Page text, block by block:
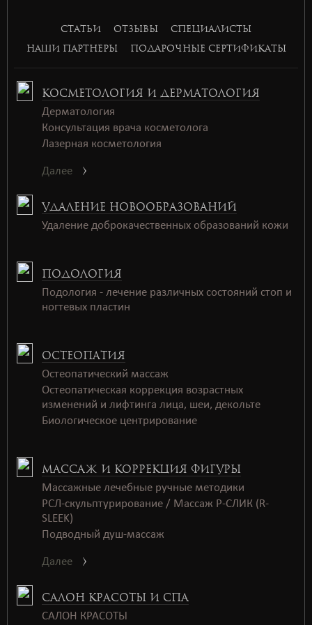
СТАТЬИ ОТЗЫВЫ
СПЕЦИАЛИСТЫ
НАШИ ПАРТНЕРЫ
ПОДАРОЧНЫЕ СЕРТИФИКАТЫ
КОСМЕТОЛОГИЯ И ДЕРМАТОЛОГИЯ
Дерматология
Консультация врача косметолога
Лазерная косметология
Далее
САЛОН КРАСОТЫ И СПА
САЛОН КРАСОТЫ
УДАЛЕНИЕ НОВООБРАЗОВАНИЙ
Удаление доброкачественных образований кожи
ПОДОЛОГИЯ
Подология - лечение различных состояний стоп и
ногтевых пластин
ОСТЕОПАТИЯ
Остеопатический массаж
Остеопатическая коррекция возрастных
изменений и лифтинга лица, шеи, декольте
Биологическое центрирование
МАССАЖ И КОРРЕКЦИЯ ФИГУРЫ
Массажные лечебные ручные методики
РСЛ-скульптурирование / Массаж Р-СЛИК (R-
SLEEK)
Подводный душ-массаж
Далее